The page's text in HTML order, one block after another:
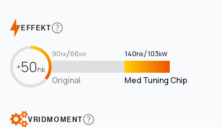
EFFEKT
+50hk
90hk/66kW 140hk/103kW
Original Med Tuning Chip
VRIDMOMENT